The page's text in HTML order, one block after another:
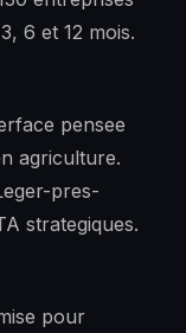
6 et 12 mois.
pensee
agriculture.
pres-
strategiques.
pour